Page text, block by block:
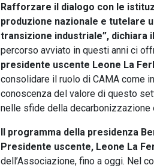
Rafforzare il dialogo con le
produzione nazionale e tutelare
transizione industriale”, dichiara
percorso avviato in questi anni ci
presidente uscente Leone La
consolidare il ruolo di CAMA come
conoscenza del valore di questo
nelle sfide della decarbonizzazione
Il programma della presidenza
Presidente uscente, Leone La
dell’Associazione, fino a oggi. Nel